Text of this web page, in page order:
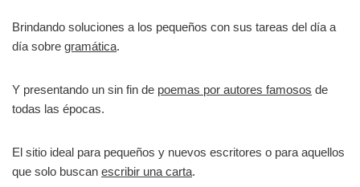
Brindando soluciones a los pequeños con sus tareas del día a
día sobre gramática.
Y presentando un sin fin de poemas por autores famosos de
todas las épocas.
El sitio ideal para pequeños y nuevos escritores o para aquellos
que solo buscan escribir una carta.